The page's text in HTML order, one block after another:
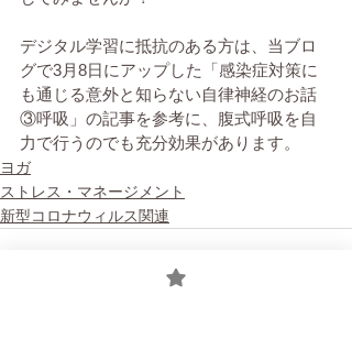
デジタル学習に抵抗のある方は、当ブロ
グで3月8日にアップした「感染症対策に
も通じる意外と知らない自律神経のお話
③呼吸」の記事を参考に、腹式呼吸を自
力で行うのでも充分効果があります。
ヨガ
ストレス・マネージメント
新型コロナウィルス関連